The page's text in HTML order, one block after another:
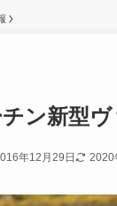
ン新型
年12月29日 2020